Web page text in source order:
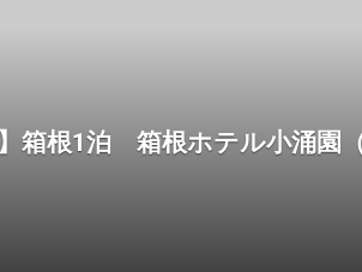
箱根1泊 箱根ホテル小涌園